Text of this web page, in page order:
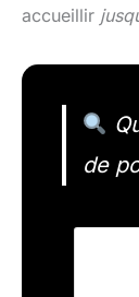
accueillir
de